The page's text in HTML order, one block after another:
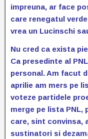
impreuna, ar face
care renegatul
vrea un Lucinschi
Nu cred ca exista
Ca presedinte al
personal. Am facut
aprilie am mers pe
voteze partidele
merge pe lista PNL,
care, sint convinsa,
sustinatori si